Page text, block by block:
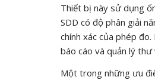
Thiết bị này sử dụng
SDD có độ phân giải
chính xác của phép
báo cáo và quản lý thư
Một trong những ưu